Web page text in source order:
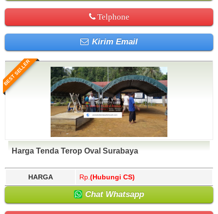
Telphone
Kirim Email
BEST SELLER
Harga Tenda Terop Oval Surabaya
HARGA Rp. (Hubungi CS)
Chat Whatsapp